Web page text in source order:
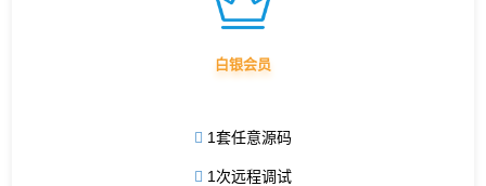
白银会员
1套任意源码
1次远程调试